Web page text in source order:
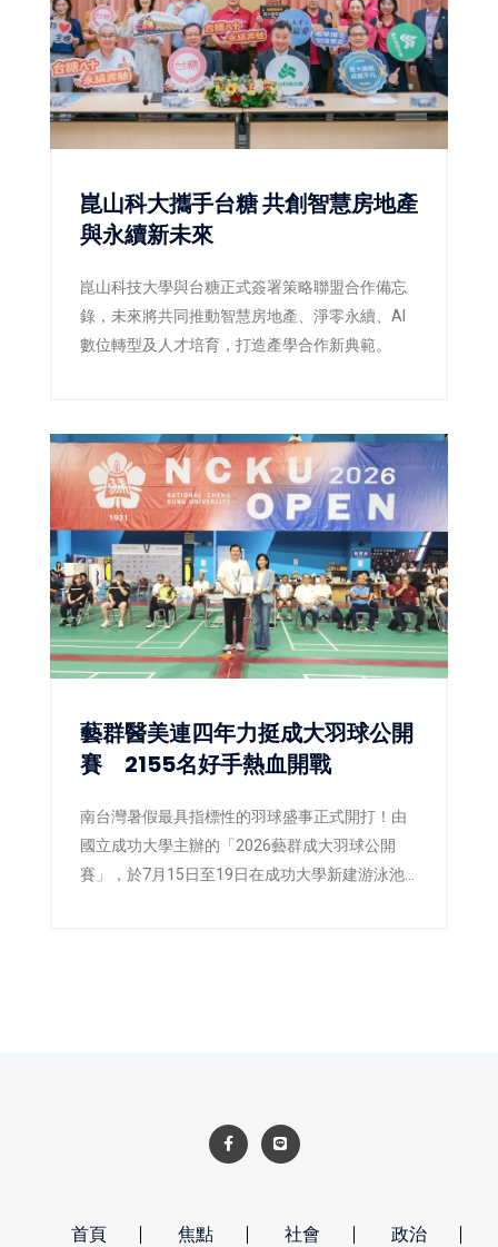
崑山科大攜手台糖 共創智慧房地產
與永續新未來
崑山科技大學與台糖正式簽署策略聯盟合作備忘
錄，未來將共同推動智慧房地產、淨零永續、AI
數位轉型及人才培育，打造產學合作新典範。
藝群醫美連四年力挺成大羽球公開
賽 2155名好手熱血開戰
南台灣暑假最具指標性的羽球盛事正式開打！由
國立成功大學主辦的「2026藝群成大羽球公開
賽」，於7月15日至19日在成功大學新建游泳池
首頁 焦點 社會 政治